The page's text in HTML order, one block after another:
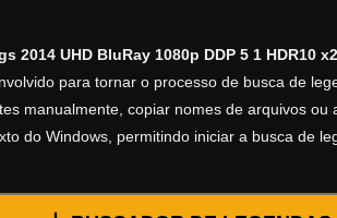
2014 UHD BluRay 1080p DDP 5 1 HDR10
para tornar o processo de busca de
manualmente, copiar nomes de arquivos
do Windows, permitindo iniciar a busca de